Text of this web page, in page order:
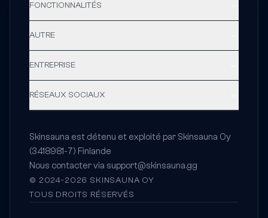
FONCTIONNALITÉS
AUTRE
ENTREPRISE
RÉSEAUX SOCIAUX
Skinsauna est détenu et exploité par Skinsauna Oy
(3418981-7) Finlande
Nous contacter via support@skinsauna.gg
© 2024-2026 SKINSAUNA OY
TOUS DROITS RÉSERVÉS